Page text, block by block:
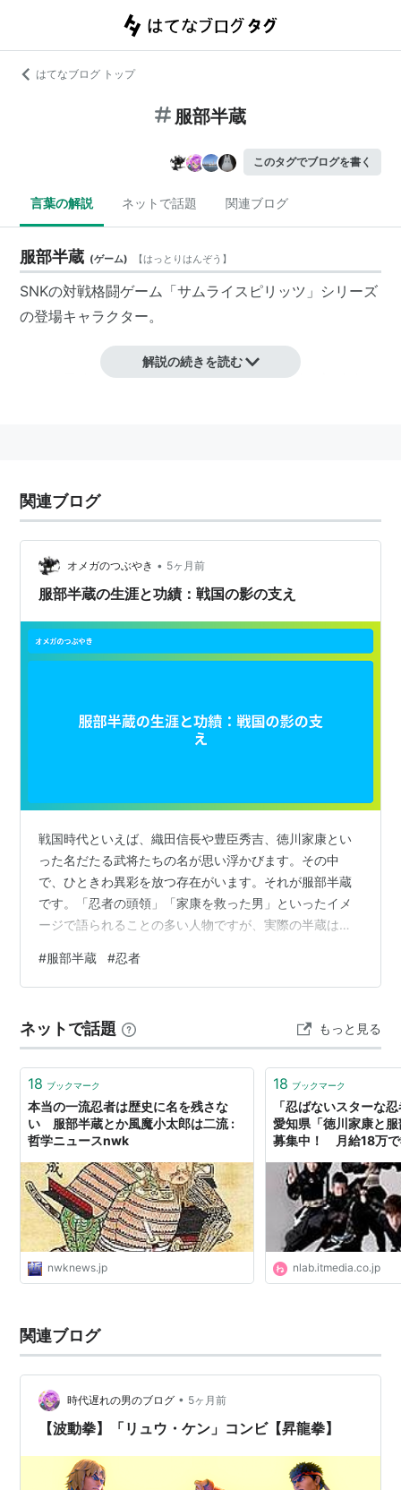
はてなブログ トップ
服部半蔵
このタグでブログを書く
言葉の解説 ネットで話題 関連ブログ
服部半蔵 (ゲーム) 【はっとりはんぞう 】
SNKの対戦格闘ゲーム「サムライスピリッツ」シリーズ
の登場キャラクター。
伊賀衆最強の忍。息子である真蔵の体を天草四郎時貞か
服部半蔵 (社会
元年)。鬼の半蔵、槍の半蔵とも呼ばれた。
服部半蔵と名乗る忍者は一人ではなく、世間一般に知ら
れている服部半蔵は、家康の家臣で「徳川十六将」の一
人である服部半蔵正成の事。徳川家康を本能寺の変の時
警護し、俗に伊賀越えと言われる徹底した警護法が立身
東京にある地名の半蔵門とはその警護を服部半蔵がした
服部半蔵のイメージは忍術使いという印象が拭い切れな
いが、実際は槍術使いとして活躍した諜報活動の戦闘指
揮官であった。
正成の死後服部半蔵の名跡は二人有る子供正就と正重の
うち弟の正重方が継いだ。
解説の続きを読む
関連ブログ
オメガのつぶやき • 5ヶ月前
服部半蔵の生涯と功績：戦国の影の支え
戦国時代といえば、織田信長や豊臣秀吉、徳川家康とい
った名だたる武将たちの名が思い浮かびます。その中
で、ひときわ異彩を放つ存在がいます。それが服部半蔵
です。「忍者の頭領」「家康を救った男」といったイメ
ージで語られることの多い人物ですが、実際の半蔵はど
を軸にその実像に迫ります。 １．服部半蔵の出自と若き
日々 服部半蔵は、1542年に伊賀国で生まれたとされてい
長もまた忍びの家系に属していました。幼少期から武芸
や忍術を学び、若くしてその才を発揮した半蔵は、やが
て徳川家康に仕えるようになります。当時の家康…
#服部半蔵 #忍者
ネットで話題 もっと見る
18 ブックマーク
本当の一流忍者は歴史に名を残さな
い 服部半蔵とか風魔小太郎は二流 :
哲学ニュースnwk
nwknews.jp
18 ブックマーク
「忍ばないスターな
愛知県「徳川家康と
募集中！ 月給18万で
nlab.itmedia.co.jp
関連ブログ
時代遅れの男のブログ • 5ヶ月前
【波動拳】「リュウ・ケン」コンビ【昇龍拳】